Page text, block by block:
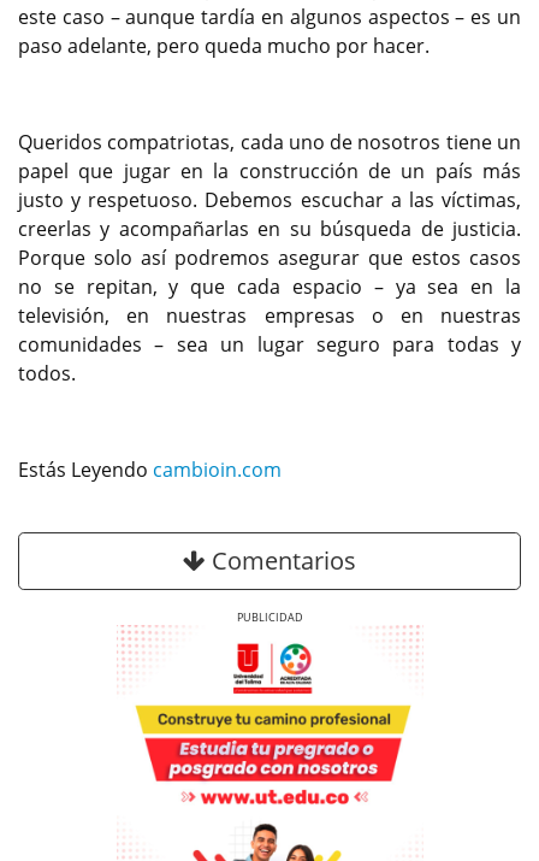
este caso – aunque tardía en algunos aspectos – es un
paso adelante, pero queda mucho por hacer.
Queridos compatriotas, cada uno de nosotros tiene un
papel que jugar en la construcción de un país más
justo y respetuoso. Debemos escuchar a las víctimas,
creerlas y acompañarlas en su búsqueda de justicia.
Porque solo así podremos asegurar que estos casos
no se repitan, y que cada espacio – ya sea en la
televisión, en nuestras empresas o en nuestras
comunidades – sea un lugar seguro para todas y
todos.
Estás Leyendo cambioin.com
Comentarios